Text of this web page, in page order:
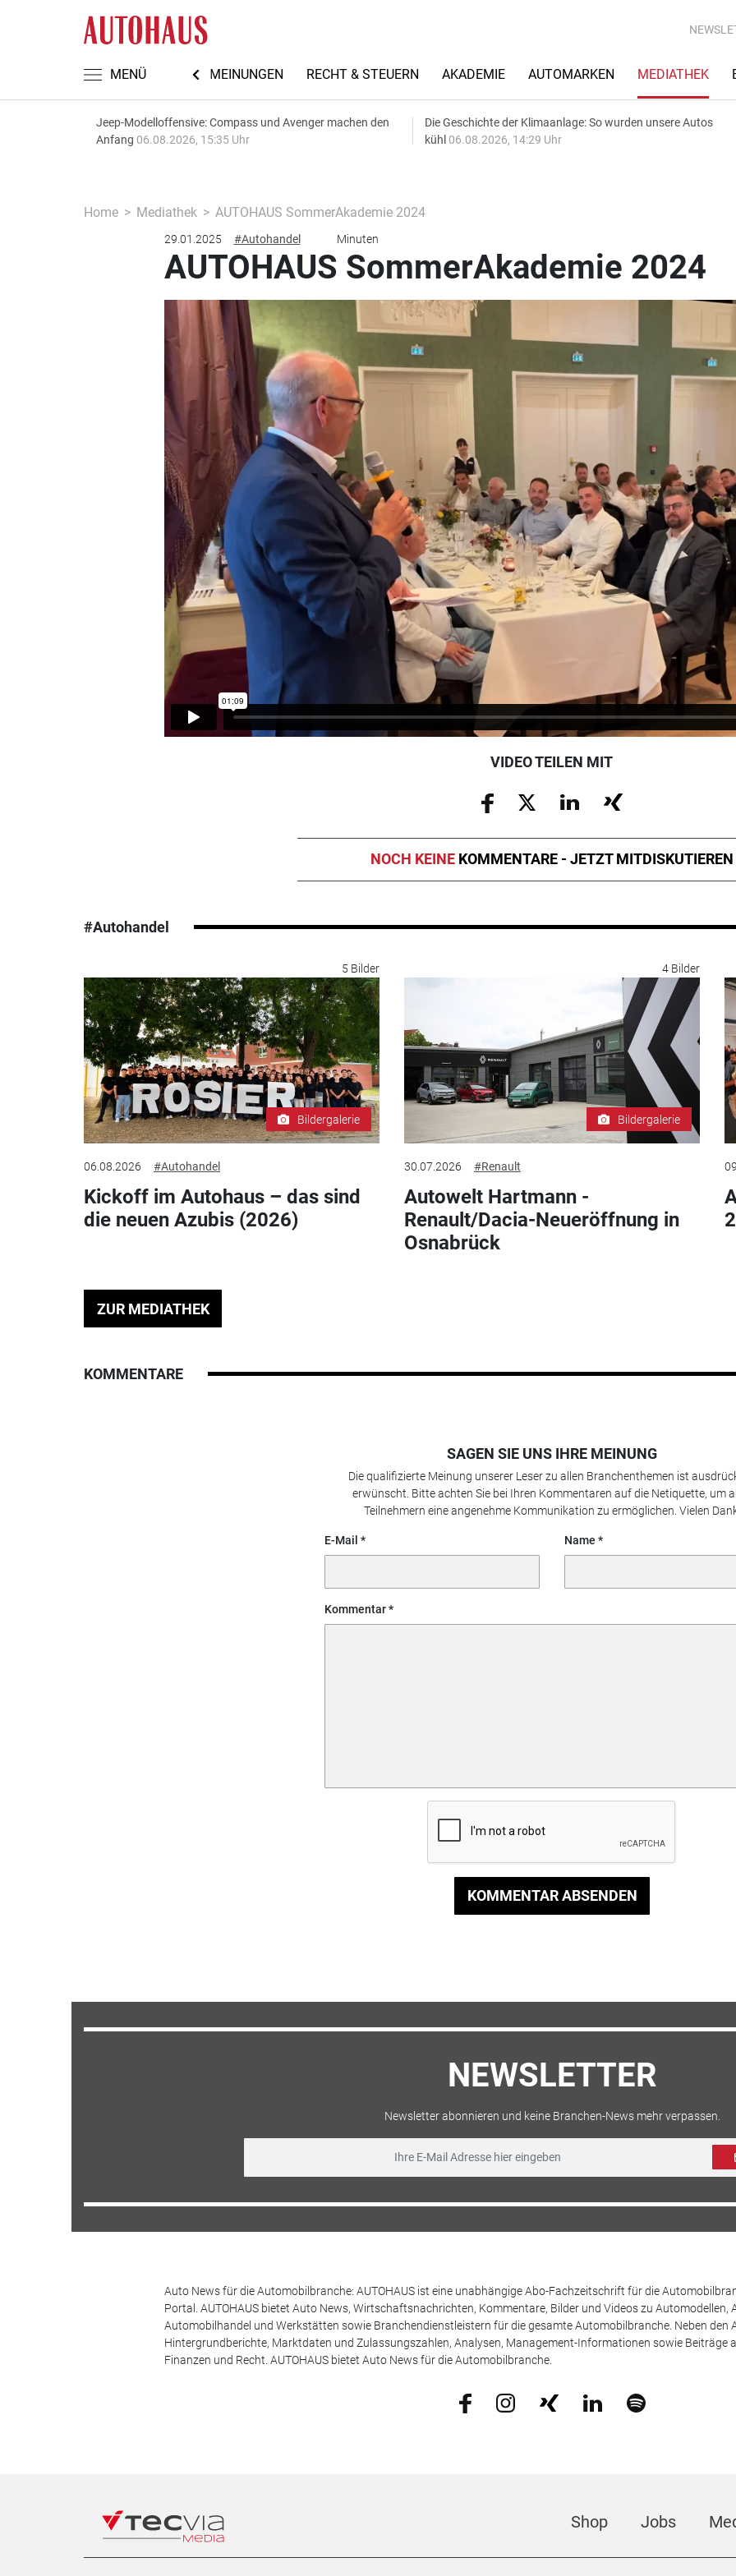
MENÜ
AUTOMECHANIKA 2026 MEINUNGEN RECHT & STEUERN AKADEMIE AUTOMARKEN MEDIATHEK
Jeep-Modelloffensive: Compass und Avenger machen den
Anfang 06.08.2026, 15:35 Uhr
Die Geschichte der Klimaanlage: So wurden unsere Autos
kühl 06.08.2026, 14:29 Uhr
Home Mediathek AUTOHAUS SommerAkademie 2024
29.01.2025 #Autohandel Minuten
AUTOHAUS SommerAkademie 2024
VIDEO TEILEN MIT
NOCH KEINE KOMMENTARE - JETZT MITDISKUTIEREN
#Autohandel
5 Bilder
Bildergalerie
06.08.2026 #Autohandel
Kickoff im Autohaus – das sind
die neuen Azubis (2026)
4 Bilder
Bildergalerie
30.07.2026 #Renault
Autowelt Hartmann -
Renault/Dacia-Neueröffnung in
Osnabrück
ZUR MEDIATHEK
KOMMENTARE
SAGEN SIE UNS IHRE MEINUNG
Die qualifizierte Meinung unserer Leser zu allen Branchenthemen ist
erwünscht. Bitte achten Sie bei Ihren Kommentaren auf die Netiquette, um
Teilnehmern eine angenehme Kommunikation zu ermöglichen. Vielen
E-Mail Name
Kommentar
KOMMENTAR ABSENDEN
NEWSLETTER
Newsletter abonnieren und keine Branchen-News mehr verpassen.
Auto News für die Automobilbranche: AUTOHAUS ist eine unabhängige Abo-Fachzeitschrift für die
Portal. AUTOHAUS bietet Auto News, Wirtschaftsnachrichten, Kommentare, Bilder und Videos zu
Automobilhandel und Werkstätten sowie Branchendienstleistern für die gesamte Automobilbranche. Neben den
Hintergrundberichte, Marktdaten und Zulassungszahlen, Analysen, Management-Informationen sowie Beiträge
Finanzen und Recht. AUTOHAUS bietet Auto News für die Automobilbranche.
Shop Jobs